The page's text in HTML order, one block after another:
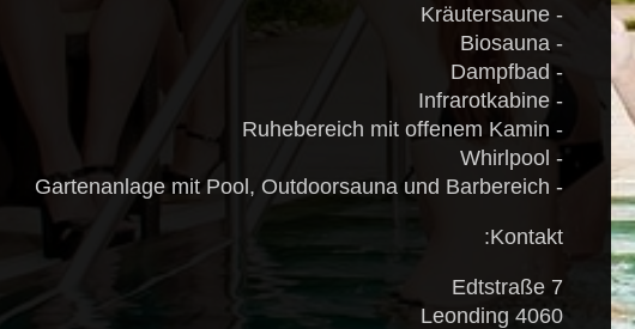
- Kräutersaune
- Biosauna
- Dampfbad
- Infrarotkabine
- Ruhebereich mit offenem Kamin
- Whirlpool
- Gartenanlage mit Pool, Outdoorsauna und Barbereich
Kontakt:
Edtstraße 7
4060 Leonding